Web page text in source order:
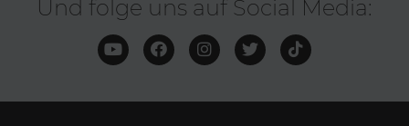
Und folge uns auf Social Media: